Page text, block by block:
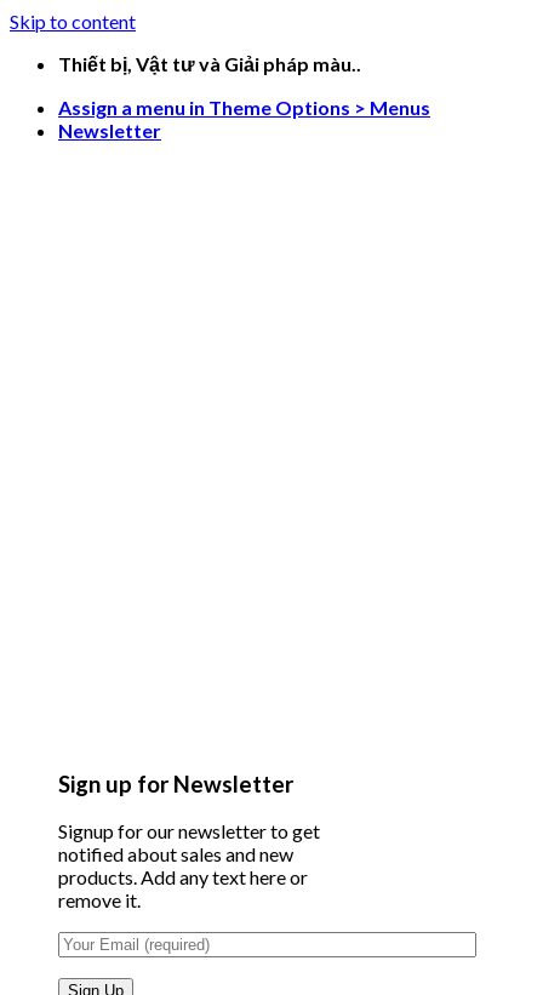
Skip to content
Thiết bị, Vật tư và Giải pháp màu..
Assign a menu in Theme Options > Menus
Newsletter
Sign up for Newsletter
Signup for our newsletter to get
notified about sales and new
products. Add any text here or
remove it.